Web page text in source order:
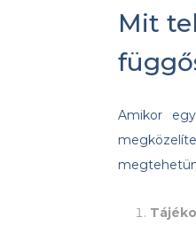
Mit
Amikor